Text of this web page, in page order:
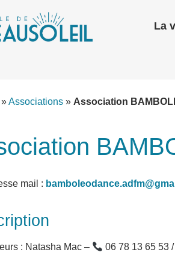
La
»Associations » Association
mail :
: Natasha Mac – 06 78 13 65 53